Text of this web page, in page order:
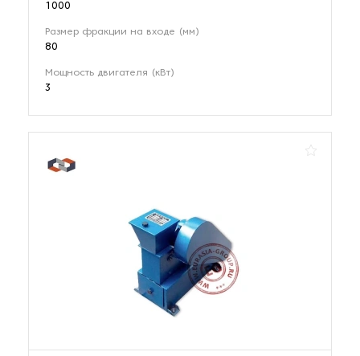
1000
Размер фракции на входе (мм)
80
Мощность двигателя (кВт)
3